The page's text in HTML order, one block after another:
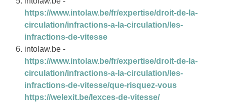
https://www.intolaw.be/fr/expertise/droit-de-la-
circulation/infractions-a-la-circulation/les-
infractions-de-vitesse
intolaw.be -
https://www.intolaw.be/fr/expertise/droit-de-la-
circulation/infractions-a-la-circulation/les-
infractions-de-vitesse/que-risquez-vous
https://welexit.be/lexces-de-vitesse/